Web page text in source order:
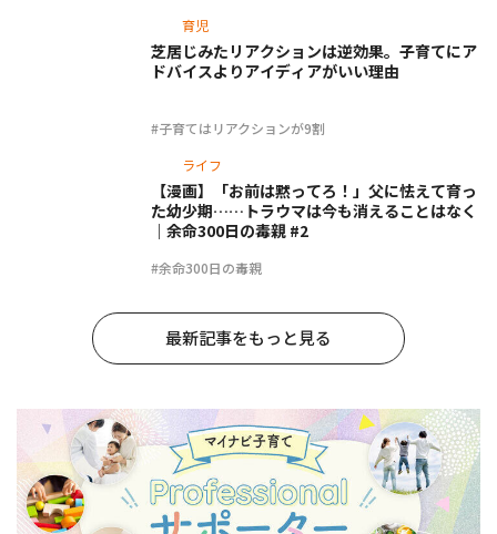
育児
#子育てはリアクションが9割
芝居じみたリアクションは逆効果。子育てにア
ドバイスよりアイディアがいい理由
ライフ
#余命300日の毒親
【漫画】「お前は黙ってろ！」父に怯えて育っ
た幼少期……トラウマは今も消えることはなく
｜余命300日の毒親 #2
最新記事をもっと見る